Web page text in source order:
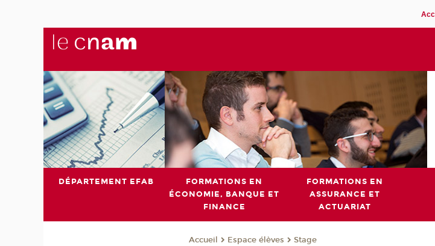
DÉPARTEMENT EFAB
FORMATIONS EN
ÉCONOMIE, BANQUE ET
FINANCE
FORMATIONS EN
ASSURANCE ET
ACTUARIAT
Accueil Espace élèves Stage